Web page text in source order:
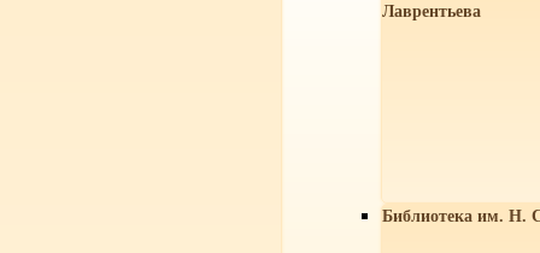
Лаврентьева
Библиотека им. Н.